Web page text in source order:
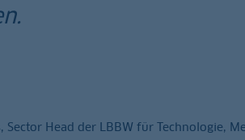
Sector Head der LBBW für Technologie,